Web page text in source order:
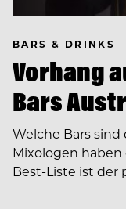
BARS & DRINKS
Vorhang
Bars
Welche Bars sind
Mixologen haben
Best-Liste ist der